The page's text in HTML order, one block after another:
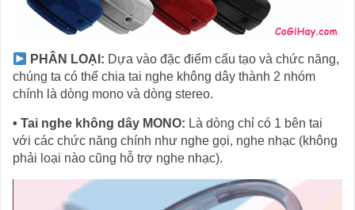
PHÂN LOẠI: Dựa vào đặc điểm cấu tạo và chức năng,
chúng ta có thể chia tai nghe không dây thành 2 nhóm
chính là dòng mono và dòng stereo.
• Tai nghe không dây MONO: Là dòng chỉ có 1 bên tai
với các chức năng chính như nghe gọi, nghe nhạc (không
phải loại nào cũng hỗ trợ nghe nhạc).